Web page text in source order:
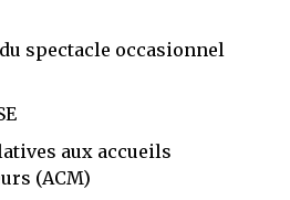
spectacle occasionnel
aux accueils
(ACM)